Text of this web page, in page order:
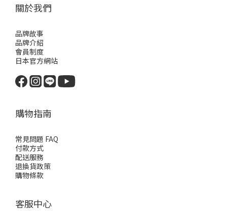
關於我們
品牌故事
品牌介紹
會員制度
日本官方網站
購物指南
常見問題 FAQ
付款方式
配送服務
退換貨政策
購物條款
客服中心